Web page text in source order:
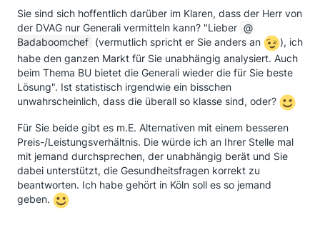
Sie sind sich hoffentlich darüber im Klaren, dass der Herr von
der DVAG nur Generali vermitteln kann? "Lieber
Badaboomchef (vermutlich spricht er Sie anders an
), ich
habe den ganzen Markt für Sie unabhängig analysiert. Auch
beim Thema BU bietet die Generali wieder die für Sie beste
Lösung". Ist statistisch irgendwie ein bisschen
unwahrscheinlich, dass die überall so klasse sind, oder?
Für Sie beide gibt es m.E. Alternativen mit einem besseren
Preis-/Leistungsverhältnis. Die würde ich an Ihrer Stelle mal
mit jemand durchsprechen, der unabhängig berät und Sie
dabei unterstützt, die Gesundheitsfragen korrekt zu
beantworten. Ich habe gehört in Köln soll es so jemand
geben.